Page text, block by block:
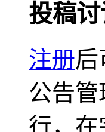
投稿
注册后
公告
行，